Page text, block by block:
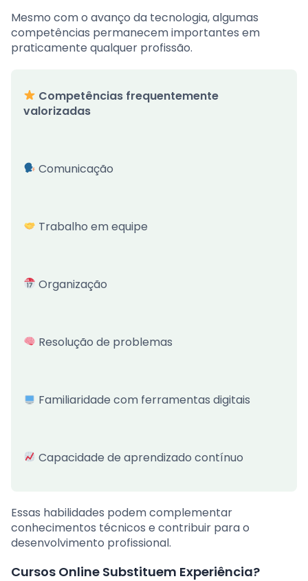
Mesmo com o avanço da tecnologia, algumas
competências permanecem importantes em
praticamente qualquer profissão.
Competências frequentemente
valorizadas
Comunicação
Trabalho em equipe
Organização
Resolução de problemas
Familiaridade com ferramentas digitais
Capacidade de aprendizado contínuo
Essas habilidades podem complementar
conhecimentos técnicos e contribuir para o
desenvolvimento profissional.
Cursos Online Substituem Experiência?